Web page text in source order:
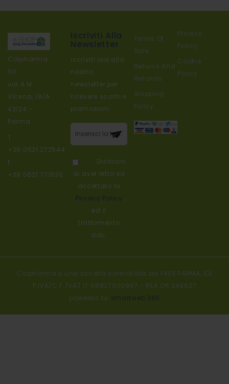
Colpharma
Srl
via A.M.
Vicenzi, 19/A
43124 –
Parma
T.
+39.0521.272544
F:
+39.0521.771936
Iscriviti ora alla
nostra
newsletter per
ricevere sconti e
promozioni
Iscriviti alla
nostra
Dichiaro
di aver letto ed
accettato la
ed il
trattamento
dati.
Terms Of
Sale
Returns And
Refunds
Shipping
Policy
Privacy
Policy
Cookie
Policy
Colpharma e una società controllata da FAES FARMA, SA
P.IVA/C.F./VAT IT 06827900967 - REA OR 249627
powered by